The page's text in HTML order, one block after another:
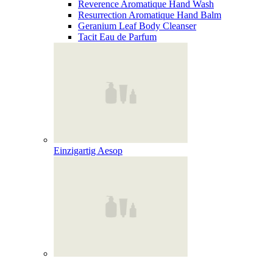
Reverence Aromatique Hand Wash
Resurrection Aromatique Hand Balm
Geranium Leaf Body Cleanser
Tacit Eau de Parfum
Einzigartig Aesop